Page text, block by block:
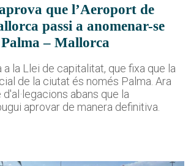
que l’Aeroport de
passi a anomenar-se
– Mallorca
a la Llei de capitalitat, que fixa que la
de la ciutat és només Palma. Ara
abans que la
aprovar de manera definitiva.